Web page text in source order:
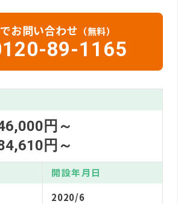
お問い合わせ （無料）
89-1165
円～
円～
開設年月日
2020/6